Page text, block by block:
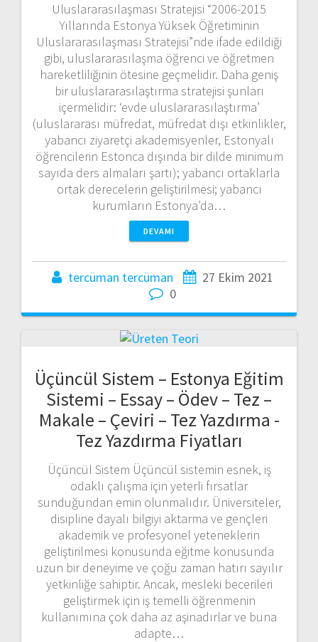
Uluslararasılaşması Stratejisi “2006-2015
Yıllarında Estonya Yüksek Öğretiminin
Uluslararasılaşması Stratejisi”nde ifade edildiği
gibi, uluslararasılaşma öğrenci ve öğretmen
hareketliliğinin ötesine geçmelidir. Daha geniş
bir uluslararasılaştırma stratejisi şunları
içermelidir: ‘evde uluslararasılaştırma’
(uluslararası müfredat, müfredat dışı etkinlikler,
yabancı ziyaretçi akademisyenler, Estonyalı
öğrencilerin Estonca dışında bir dilde minimum
sayıda ders almaları şartı); yabancı ortaklarla
ortak derecelerin geliştirilmesi; yabancı
kurumların Estonya’da…
DEVAMI
tercüman tercüman
27 Ekim 2021
0
Üçüncül Sistem – Estonya Eğitim
Sistemi – Essay – Ödev – Tez –
Makale – Çeviri – Tez Yazdırma -
Tez Yazdırma Fiyatları
Üçüncül Sistem Üçüncül sistemin esnek, iş
odaklı çalışma için yeterli fırsatlar
sunduğundan emin olunmalıdır. Üniversiteler,
disipline dayalı bilgiyi aktarma ve gençleri
akademik ve profesyonel yeteneklerin
geliştirilmesi konusunda eğitme konusunda
uzun bir deneyime ve çoğu zaman hatırı sayılır
yetkinliğe sahiptir. Ancak, mesleki becerileri
geliştirmek için iş temelli öğrenmenin
kullanımına çok daha az aşinadırlar ve buna
adapte…